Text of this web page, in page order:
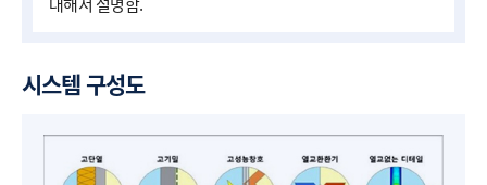
시스템 구성도